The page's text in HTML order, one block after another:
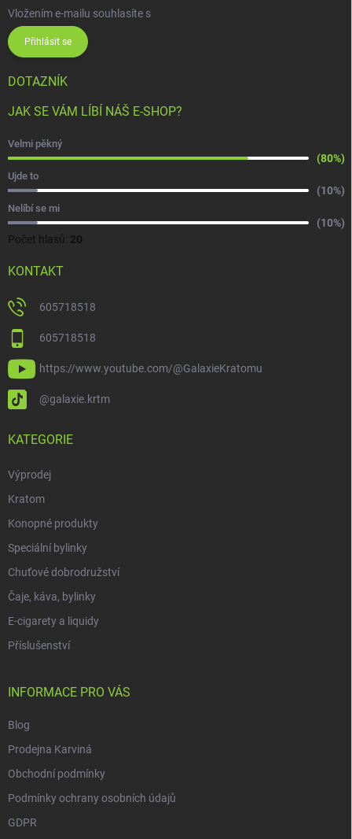
Vložením e-mailu souhlasíte s
Přihlásit se
DOTAZNÍK
JAK SE VÁM LÍBÍ NÁŠ E-SHOP?
Velmi pěkný
(80%)
Ujde to
(10%)
Nelíbí se mi
(10%)
Počet hlasů: 20
KONTAKT
605718518
605718518
https://www.youtube.com/@GalaxieKratomu
@galaxie.krtm
KATEGORIE
Výprodej
Kratom
Konopné produkty
Speciální bylinky
Chuťové dobrodružství
Čaje, káva, bylinky
E-cigarety a liquidy
Příslušenství
INFORMACE PRO VÁS
Blog
Prodejna Karviná
Obchodní podmínky
Podmínky ochrany osobních údajů
GDPR